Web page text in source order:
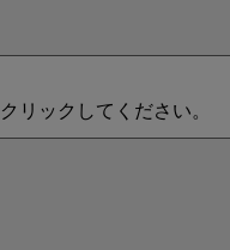
リックしてください。